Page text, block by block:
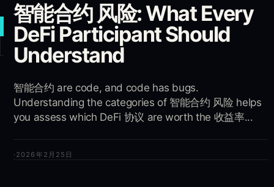
更多
新建交易
登录 注册
智能合约 风险: What Every
DeFi Participant Should
Understand
智能合约 are code, and code has bugs.
Understanding the categories of 智能合约 风险 helps
you assess which DeFi 协议 are worth the 收益率...
· 2026年2月25日